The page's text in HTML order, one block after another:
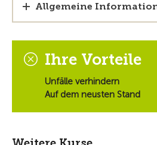
Allgemeine
Ihre Vorteile
Unfälle verhindern
Auf dem neusten Stand